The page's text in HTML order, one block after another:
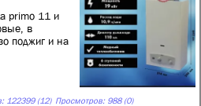
primo 11 и
в
поджиг и на
122399 (12) Просмотров: 988 (0)